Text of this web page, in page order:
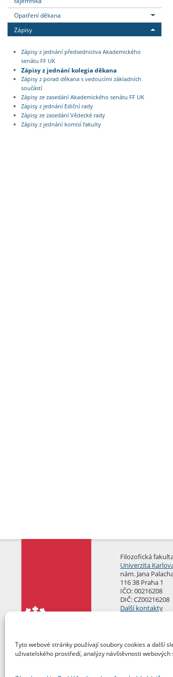
Tyto webové stránky používají soubory cookies a další
uživatelského prostředí, analýzy návštěvnosti
Opatření děkana
Zápisy
Zápisy z jednání předsednictva Akademického
senátu FF UK
Zápisy z jednání kolegia děkana
Zápisy z porad děkana s vedoucími základních
součástí
Zápisy ze zasedání Akademického senátu FF UK
Zápisy z jednání Ediční rady
Zápisy ze zasedání Vědecké rady
Zápisy z jednání komisí fakulty
Filozofická
Univerzita
nám. Jana
116 38 Praha 1
IČO: 00216208
DIČ: CZ00216208
Další kontakty